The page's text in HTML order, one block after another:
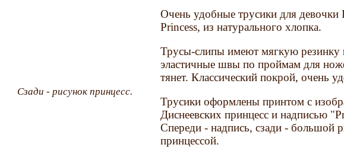
Сзади - рисунок принцесс.
Очень удобные трусики для девочки
Princess, из натурального хлопка.
Трусы-слипы имеют мягкую резинку
эластичные швы по проймам для
тянет. Классический покрой, очень
Трусики оформлены принтом с
Диснеевских принцесс и надписью
Спереди - надпись, сзади - большой
принцессой.